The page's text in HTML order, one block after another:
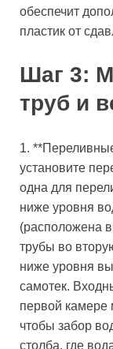
обеспечит
пластик от
Шаг 3:
труб и
1.
установите
одна для
ниже уровня
(расположена
трубы во
ниже уровня
самотек.
первой камере
чтобы забор
столба, где